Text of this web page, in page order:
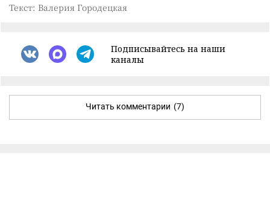
Текст: Валерия Городецкая
Подписывайтесь на наши
каналы
Читать комментарии (7)